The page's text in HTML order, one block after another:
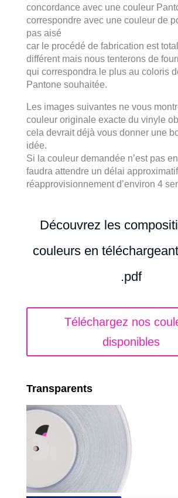
concordance avec une couleur
correspondre avec une couleur de
pas aisé
car le procédé de fabrication est
différent mais nous tenterons de
qui correspondra le plus au coloris
Pantone souhaitée.
Les images suivantes ne vous
couleur originale exacte du vinyle
cela devrait déjà vous donner une
idée.
Si la couleur demandée n’est pas
faudra attendre un délai
réapprovisionnement d’environ 4
Découvrez les
couleurs en
.pdf
Téléchargez nos
disponibles
Transparents